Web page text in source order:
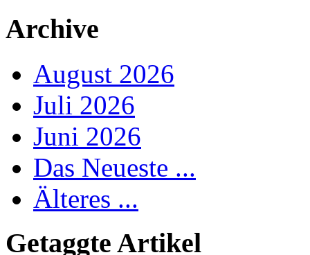
Archive
August 2026
Juli 2026
Juni 2026
Das Neueste ...
Älteres ...
Getaggte Artikel